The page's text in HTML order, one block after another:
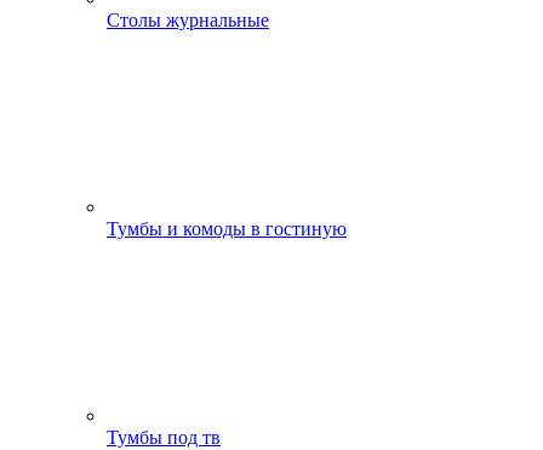
Столы журнальные
Тумбы и комоды в гостиную
Тумбы под тв